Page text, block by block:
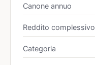
Canone annuo
Reddito complessivo
Categoria